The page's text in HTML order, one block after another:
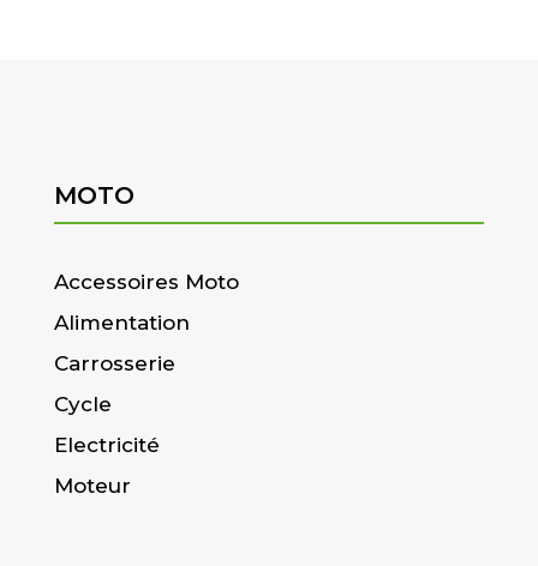
MOTO
Accessoires Moto
Alimentation
Carrosserie
Cycle
Electricité
Moteur